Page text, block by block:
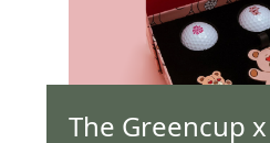
The Greencup x